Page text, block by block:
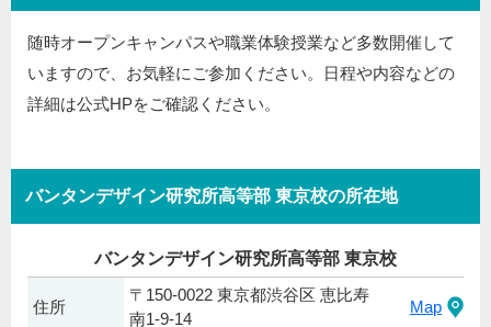
随時オープンキャンパスや職業体験授業など多数開催して
いますので、お気軽にご参加ください。日程や内容などの
詳細は公式HPをご確認ください。
バンタンデザイン研究所高等部 東京校の所在地
バンタンデザイン研究所高等部 東京校
住所
〒150-0022 東京都渋谷区 恵比寿
南1-9-14
Map